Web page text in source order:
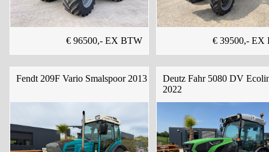
€ 96500,- EX BTW € 39500,- EX
Fendt 209F Vario Smalspoor 2013
Deutz Fahr 5080 DV
2022